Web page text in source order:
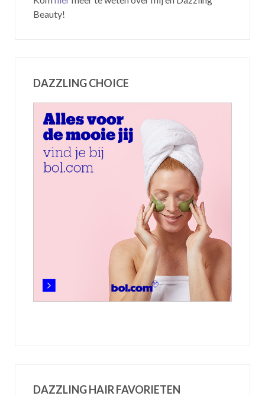
Beauty!
DAZZLING CHOICE
DAZZLING HAIR FAVORIETEN